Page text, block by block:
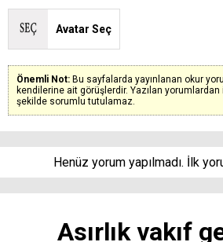
Avatar Seç
Önemli Not: Bu sayfalarda yayınlanan okur
kendilerine ait görüşlerdir. Yazılan
şekilde sorumlu tutulamaz.
Henüz yorum yapılmadı. İlk
Asırlık vakıf